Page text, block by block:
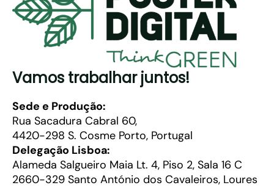
Vamos trabalhar juntos!
Sede e Produção:
Rua Sacadura Cabral 60,
4420-298 S. Cosme Porto, Portugal
Delegação Lisboa:
Alameda Salgueiro Maia Lt. 4, Piso 2, Sala 16 C
2660-329 Santo António dos Cavaleiros, Loures